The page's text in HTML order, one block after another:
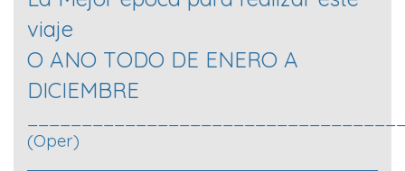
viaje
O ANO TODO DE ENERO A
DICIEMBRE
(Oper)